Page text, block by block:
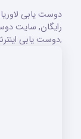
دوست یابی
رایگان, سایت
,دوست یابی